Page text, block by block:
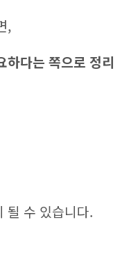
,
하다는 쪽으로 정리
될 수 있습니다.